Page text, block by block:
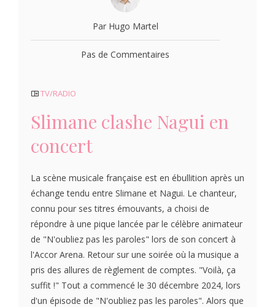
Par Hugo Martel
Pas de Commentaires
TV/RADIO
Slimane clashe Nagui en
concert
La scène musicale française est en ébullition après un
échange tendu entre Slimane et Nagui. Le chanteur,
connu pour ses titres émouvants, a choisi de
répondre à une pique lancée par le célèbre animateur
de "N'oubliez pas les paroles" lors de son concert à
l'Accor Arena. Retour sur une soirée où la musique a
pris des allures de règlement de comptes. "Voilà, ça
suffit !" Tout a commencé le 30 décembre 2024, lors
d'un épisode de "N'oubliez pas les paroles". Alors que